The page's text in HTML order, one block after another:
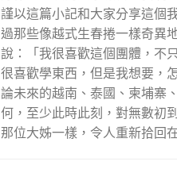
謹以這篇小記和大家分享這個
過那些像越式生春捲一樣奇異
說：「我很喜歡這個團體，不
很喜歡學東西，但是我想要，
論未來的越南、泰國、柬埔寨
何，至少此時此刻，對無數初
那位大姊一樣，令人重新拾回